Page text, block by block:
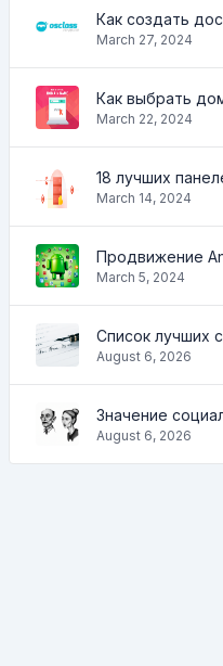
Как создать
March 27, 2024
Как выбрать
March 22, 2024
March 14, 2024
March 5, 2024
August 6, 2026
August 6, 2026